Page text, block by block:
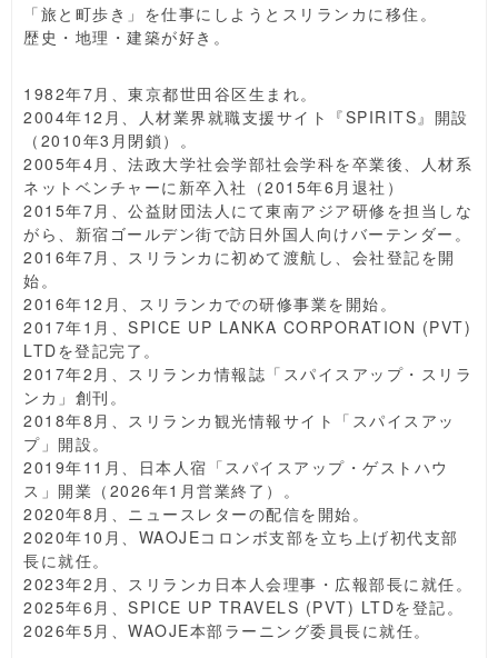
「旅と町歩き」を仕事にしようとスリランカに移住。
歴史・地理・建築が好き。
1982年7月、東京都世田谷区生まれ。
2004年12月、人材業界就職支援サイト『SPIRITS』開設
（2010年3月閉鎖）。
2005年4月、法政大学社会学部社会学科を卒業後、人材系
ネットベンチャーに新卒入社（2015年6月退社）
2015年7月、公益財団法人にて東南アジア研修を担当しな
がら、新宿ゴールデン街で訪日外国人向けバーテンダー。
2016年7月、スリランカに初めて渡航し、会社登記を開
始。
2016年12月、スリランカでの研修事業を開始。
2017年1月、SPICE UP LANKA CORPORATION (PVT)
LTDを登記完了。
2017年2月、スリランカ情報誌「スパイスアップ・スリラ
ンカ」創刊。
2018年8月、スリランカ観光情報サイト「スパイスアッ
プ」開設。
2019年11月、日本人宿「スパイスアップ・ゲストハウ
ス」開業（2026年1月営業終了）。
2020年8月、ニュースレターの配信を開始。
2020年10月、WAOJEコロンボ支部を立ち上げ初代支部
長に就任。
2023年2月、スリランカ日本人会理事・広報部長に就任。
2025年6月、SPICE UP TRAVELS (PVT) LTDを登記。
2026年5月、WAOJE本部ラーニング委員長に就任。